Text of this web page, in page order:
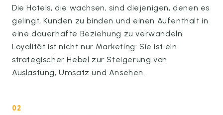
Die Hotels, die wachsen, sind diejenigen, denen es
gelingt, Kunden zu binden und einen Aufenthalt in
eine dauerhafte Beziehung zu verwandeln.
Loyalität ist nicht nur Marketing: Sie ist ein
strategischer Hebel zur Steigerung von
Auslastung, Umsatz und Ansehen.
02